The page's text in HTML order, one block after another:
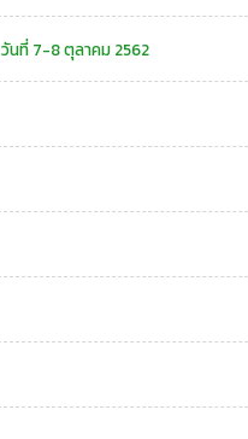
นที่ 7-8 ตุลาคม 2562